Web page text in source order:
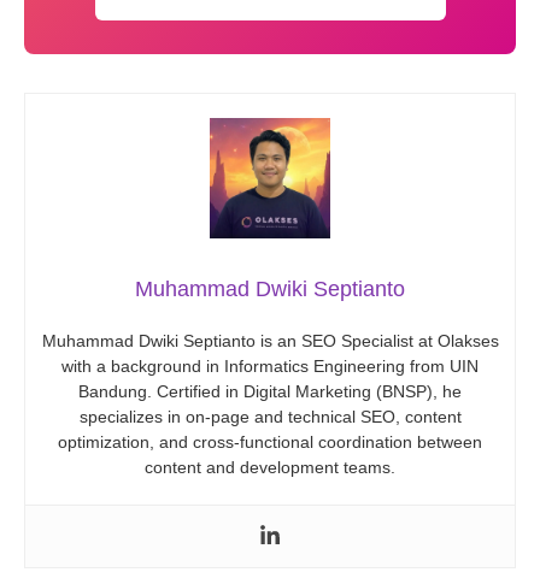
Muhammad Dwiki Septianto
Muhammad Dwiki Septianto is an SEO Specialist at Olakses
with a background in Informatics Engineering from UIN
Bandung. Certified in Digital Marketing (BNSP), he
specializes in on-page and technical SEO, content
optimization, and cross-functional coordination between
content and development teams.